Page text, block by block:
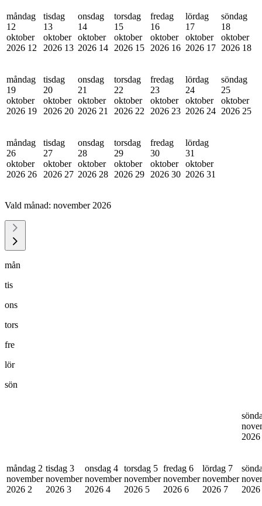
måndag
12
oktober
2026 12
tisdag
13
oktober
2026 13
onsdag
14
oktober
2026 14
torsdag
15
oktober
2026 15
fredag
16
oktober
2026 16
lördag
17
oktober
2026 17
söndag
18
oktober
2026 18
måndag
19
oktober
2026 19
tisdag
20
oktober
2026 20
onsdag
21
oktober
2026 21
torsdag
22
oktober
2026 22
fredag
23
oktober
2026 23
lördag
24
oktober
2026 24
söndag
25
oktober
2026 25
måndag
26
oktober
2026 26
tisdag
27
oktober
2026 27
onsdag
28
oktober
2026 28
torsdag
29
oktober
2026 29
fredag
30
oktober
2026 30
lördag
31
oktober
2026 31
Vald månad: november 2026
mån
tis
ons
tors
fre
lör
sön
2026
måndag 2
november
2026 2
tisdag 3
november
2026 3
onsdag 4
november
2026 4
torsdag 5
november
2026 5
fredag 6
november
2026 6
lördag 7
november
2026 7
2026